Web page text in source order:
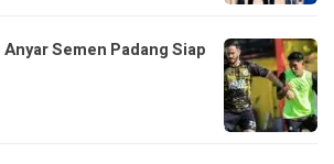
Semen Padang Siap